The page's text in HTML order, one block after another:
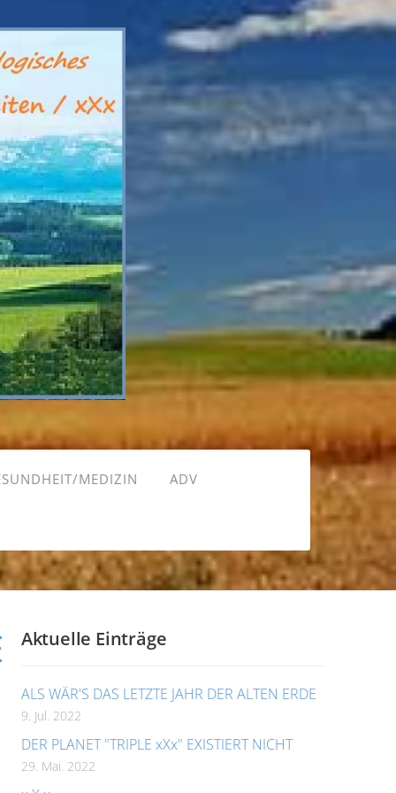
MEDIZIN ADV
Aktuelle Einträge
ALS WÄR'S DAS LETZTE JAHR DER ALTEN ERDE
9. Jul. 2022
DER PLANET "TRIPLE xXx" EXISTIERT NICHT
29. Mai. 2022